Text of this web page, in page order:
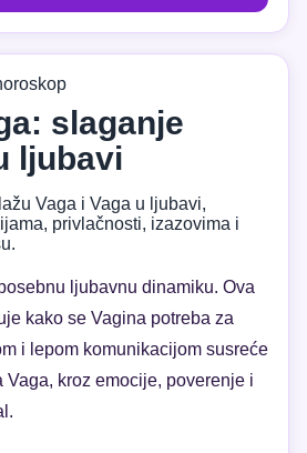
slaganje
ljubavi
Vaga i Vaga u ljubavi,
privlačnosti, izazovima i
ljubavnu dinamiku. Ova
kako se Vagina potreba za
i lepom komunikacijom susreće
Vaga, kroz emocije, poverenje i